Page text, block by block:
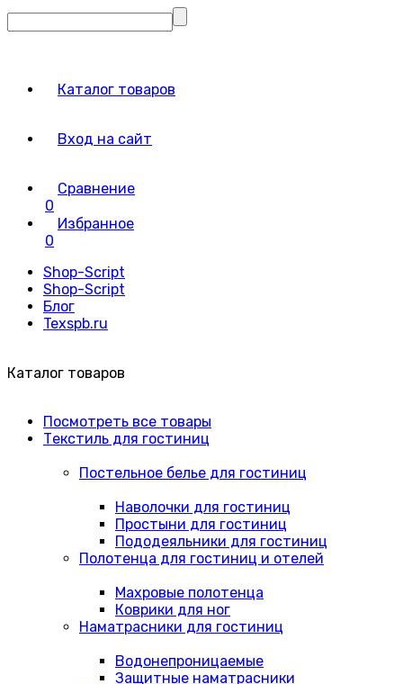
Каталог товаров
Вход на сайт
Сравнение
0
Избранное
0
Shop-Script
Shop-Script
Блог
Texspb.ru
Каталог товаров
Посмотреть все товары
Текстиль для гостиниц
Постельное белье для гостиниц
Наволочки для гостиниц
Простыни для гостиниц
Пододеяльники для гостиниц
Полотенца для гостиниц и отелей
Махровые полотенца
Коврики для ног
Наматрасники для гостиниц
Водонепроницаемые
Защитные наматрасники